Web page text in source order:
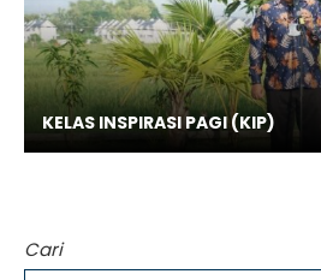
KELAS INSPIRASI PAGI (KIP)
Cari